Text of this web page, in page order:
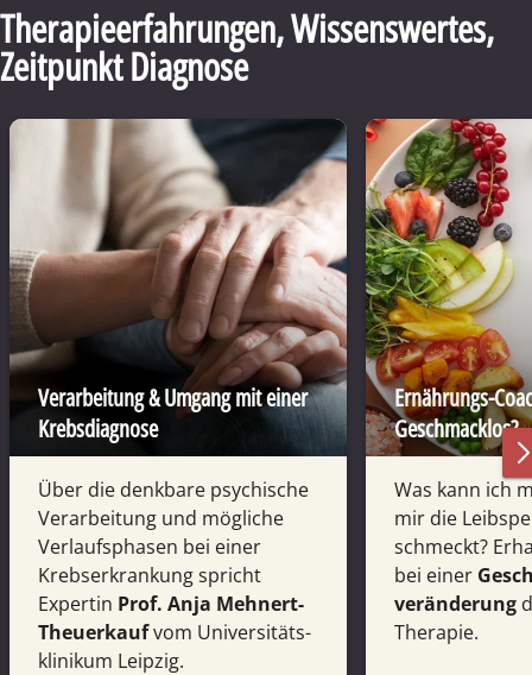
Therapieerfahrungen,Wissenswertes,
Zeitpunkt Diagnose
Verarbeitung & Umgang mit einer
Krebs­diagnose
Über die denkbare psychische
Verarbeitung und mögliche
Verlaufs­phasen bei einer
Krebs­erkrankung spricht
Expertin Prof. Anja Mehnert-
Theuer­kaufvom Universitäts­
klini­kum Leipzig.
Ernährungs-
Geschmacklos?
Was kann ich
mir die
schmeckt?
bei einer
veränderung
Therapie.